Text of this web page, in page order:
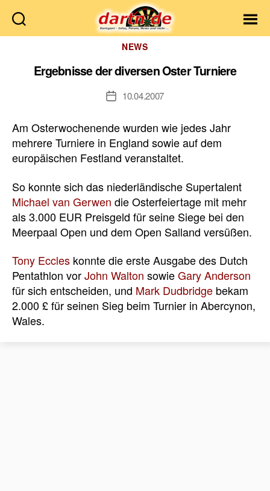
Dartn.de
Kategorien
NEWS
Ergebnisse der diversen Oster Turniere
Veröffentlichungsdatum
10.04.2007
Am Osterwochenende wurden wie jedes Jahr
mehrere Turniere in England sowie auf dem
europäischen Festland veranstaltet.
So konnte sich das niederländische Supertalent
Michael van Gerwen die Osterfeiertage mit mehr
als 3.000 EUR Preisgeld für seine Siege bei den
Meerpaal Open und dem Open Salland versüßen.
Tony Eccles konnte die erste Ausgabe des Dutch
Pentathlon vorJohn Walton sowieGary Anderson
für sich entscheiden, und Mark Dudbridge bekam
2.000 £ für seinen Sieg beim Turnier in Abercynon,
Wales.